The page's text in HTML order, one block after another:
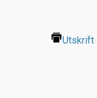
Utskrift